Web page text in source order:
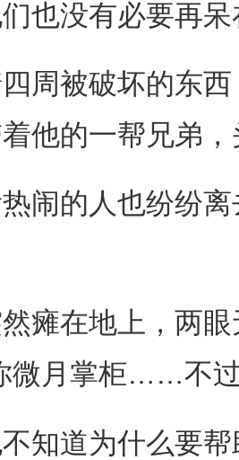
也没有必要再呆
被破坏的东西
他的一帮兄弟
的人也纷纷离
在地上，两眼
微月掌柜……不
道为什么要帮